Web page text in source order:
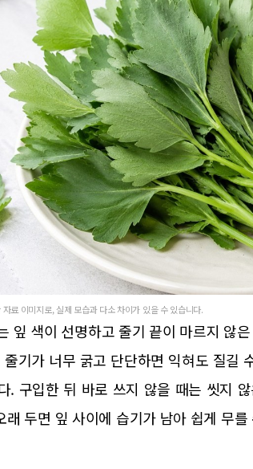
료 이미지로, 실제 모습과 다소 차이가 있을 수 있습니다.
잎 색이 선명하고 줄기 끝이 마르지 않
기가 너무 굵고 단단하면 익혀도 질길
. 구입한 뒤 바로 쓰지 않을 때는 씻지
래 두면 잎 사이에 습기가 남아 쉽게 무를